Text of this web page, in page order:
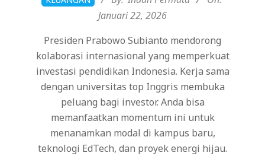
01-
Januari 22, 2026
Presiden Prabowo Subianto mendorong
kolaborasi internasional yang memperkuat
investasi pendidikan Indonesia. Kerja sama
dengan universitas top Inggris membuka
peluang bagi investor. Anda bisa
memanfaatkan momentum ini untuk
menanamkan modal di kampus baru,
teknologi EdTech, dan proyek energi hijau.